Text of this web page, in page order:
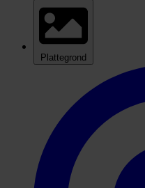
Plattegrond